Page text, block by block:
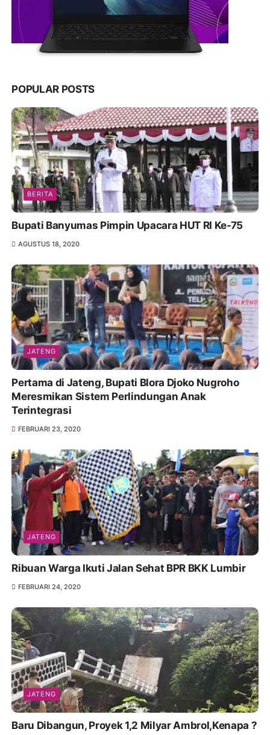
POPULAR POSTS
BERITA
Bupati Banyumas Pimpin Upacara HUT RI Ke-75
AGUSTUS 18, 2020
JATENG
Pertama di Jateng, Bupati Blora Djoko Nugroho
Meresmikan Sistem Perlindungan Anak
Terintegrasi
FEBRUARI 23, 2020
JATENG
Ribuan Warga Ikuti Jalan Sehat BPR BKK Lumbir
FEBRUARI 24, 2020
JATENG
Baru Dibangun, Proyek 1,2 Milyar Ambrol,Kenapa ?